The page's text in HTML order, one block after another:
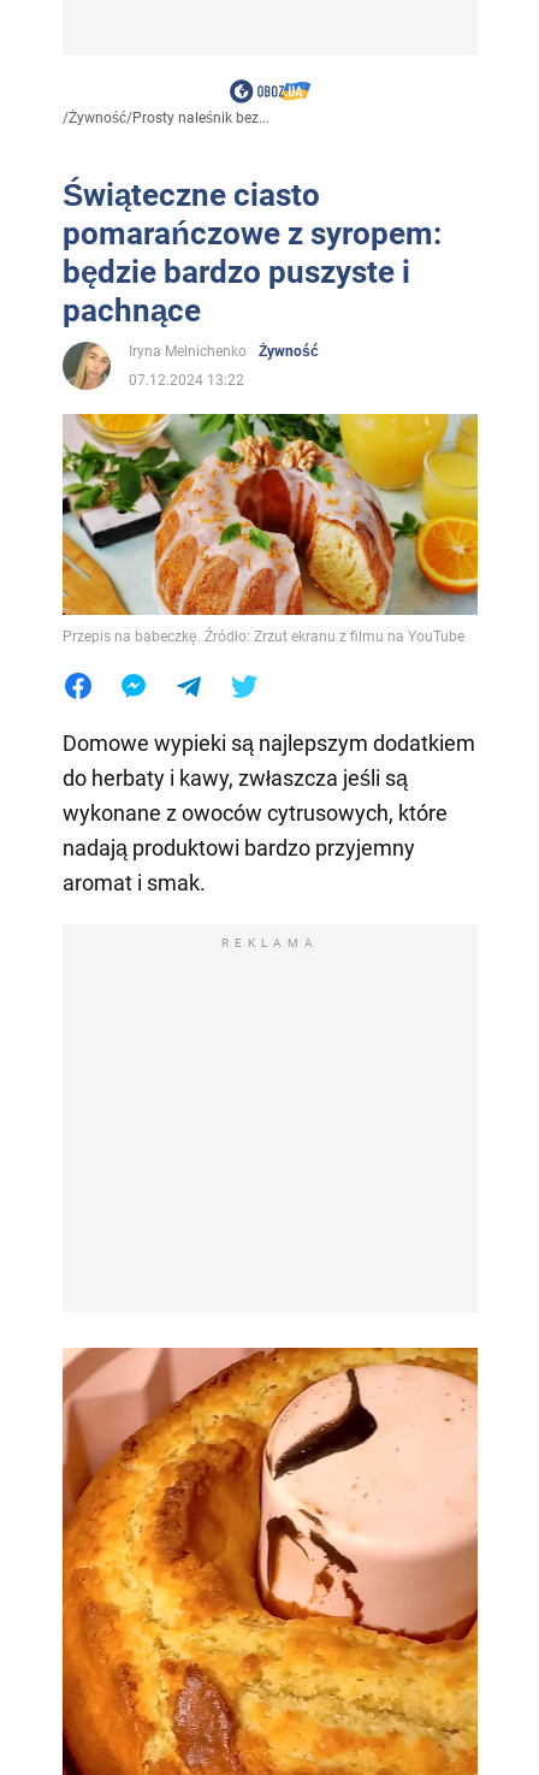
/Żywność/Prosty naleśnik bez...
Świąteczne ciasto
pomarańczowe z syropem:
będzie bardzo puszyste i
pachnące
Iryna Melnichenko
Żywność
07.12.2024 13:22
Przepis na babeczkę. Źródło: Zrzut ekranu z filmu na YouTube
Domowe wypieki są najlepszym dodatkiem
do herbaty i kawy, zwłaszcza jeśli są
wykonane z owoców cytrusowych, które
nadają produktowi bardzo przyjemny
aromat i smak.
REKLAMA